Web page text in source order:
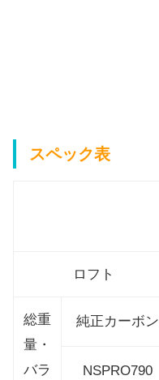
スペック表
ロフト
総重
量・
バラ
純正カーボン
NSPRO790